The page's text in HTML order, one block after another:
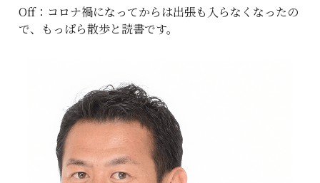
Off：コロナ禍になってからは出張も入らなくなったの
で、もっぱら散歩と読書です。